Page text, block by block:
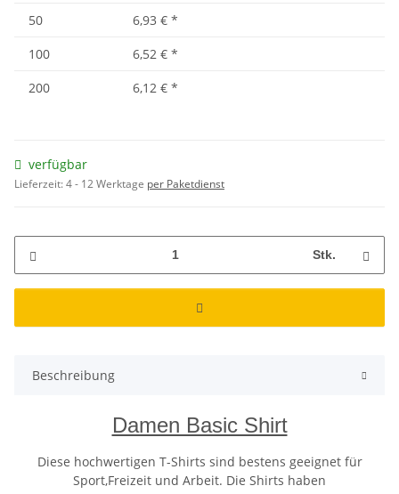
50
6,93 € *
100
6,52 € *
200
6,12 € *
verfügbar
Lieferzeit:4 - 12 Werktage per Paketdienst
Stk.
Beschreibung
Damen Basic Shirt
Diese hochwertigen T-Shirts sind bestens geeignet für
Sport,Freizeit und Arbeit. Die Shirts haben